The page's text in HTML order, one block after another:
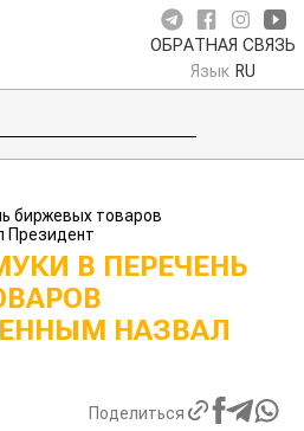
ОБРАТНАЯ СВЯЗЬ
Язык RU
биржевых товаров
Президент
В ПЕРЕЧЕНЬ
НАЗВАЛ
Поделиться